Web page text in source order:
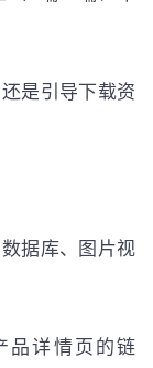
是引导下载资
据库、图片视
品详情页的链